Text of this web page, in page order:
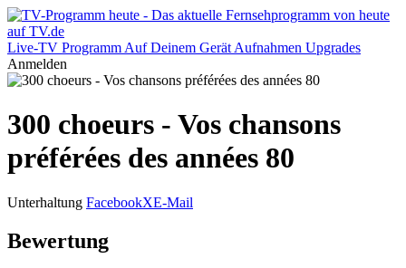
Live-TV Programm Auf Deinem Gerät Aufnahmen Upgrades
Anmelden
300 choeurs - Vos chansons
préférées des années 80
Unterhaltung FacebookXE-Mail
Bewertung